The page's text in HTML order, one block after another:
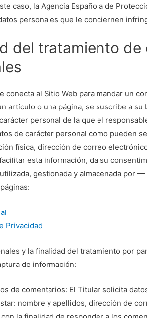
caso, la Agencia Española de
personales que le conciernen
del tratamiento de
conecta al Sitio Web para mandar un
artículo o una página, se suscribe a su
personal de la que el
de carácter personal como pueden
física, dirección de correo
esta información, da su
gestionada y almacenada por
Privacidad
y la finalidad del tratamiento por
de información:
de comentarios: El Titular solicita
nombre y apellidos, dirección de
con la finalidad de responder a los